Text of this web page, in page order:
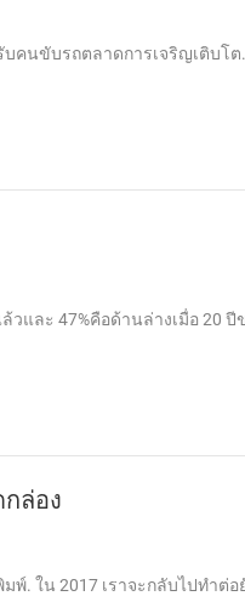
บคนขับรถตลาดการเจริญเติบโ
วและ 47%คือด้านล่างเมื่อ 20 ปี
ล่อง
. ใน 2017 เราจะกลับไปทำต่อ